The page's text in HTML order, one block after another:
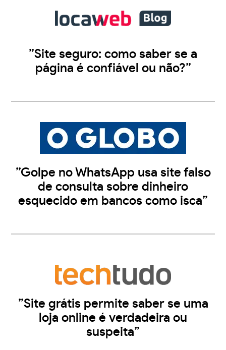
”Site seguro: como saber se a
página é confiável ou não?”
”Golpe no WhatsApp usa site falso
de consulta sobre dinheiro
esquecido em bancos como isca”
”Site grátis permite saber se uma
loja online é verdadeira ou
suspeita”